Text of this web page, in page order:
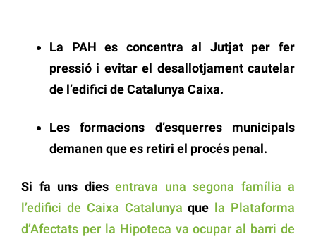
La PAH es concentra al Jutjat per fer
pressió i evitar el desallotjament cautelar
de l’edifici de Catalunya Caixa.
Les formacions d’esquerres municipals
demanen que es retiri el procés penal.
Si fa uns dies entrava una segona família a
l’edifici de Caixa Catalunya que la Plataforma
d’Afectats per la Hipoteca va ocupar al barri de